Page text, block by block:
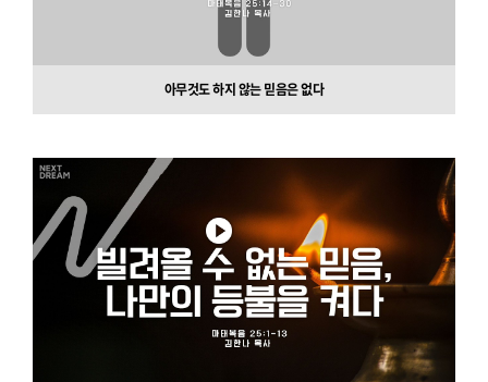
아무것도 하지 않는 믿음은 없다